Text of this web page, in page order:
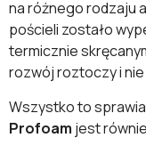
na różnego rodzaju
pościeli zostało
termicznie
rozwój roztoczy i
Wszystko to
Profoam jest